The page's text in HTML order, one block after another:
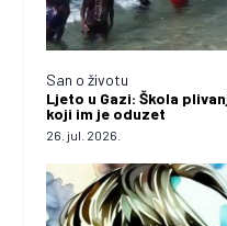
San o životu
Ljeto u Gazi: Škola
koji im je oduzet
26. jul. 2026.